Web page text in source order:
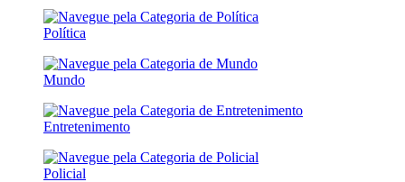
Política
Mundo
Entretenimento
Policial